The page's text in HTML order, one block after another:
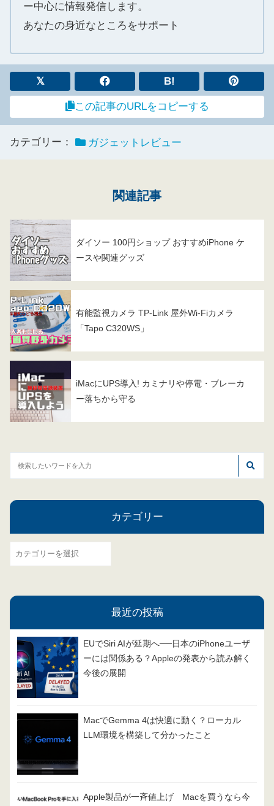
ー中心に情報発信します。
あなたの身近なところをサポート
B!
この記事のURLをコピーする
カテゴリー： ガジェットレビュー
関連記事
ダイソー 100円ショップ おすすめiPhone ケ
ースや関連グッズ
有能監視カメラ TP-Link 屋外Wi-Fiカメラ
「Tapo C320WS」
iMacにUPS導入! カミナリや停電・ブレーカ
ー落ちから守る
カテゴリー
カ
リ
最近の投稿
EUでSiri AIが延期へ──日本のiPhoneユーザ
ーには関係ある？Appleの発表から読み解く
今後の展開
MacでGemma 4は快適に動く？ローカル
LLM環境を構築して分かったこと
Apple製品が一斉値上げ Macを買うなら今